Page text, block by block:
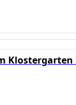
Klostergarten